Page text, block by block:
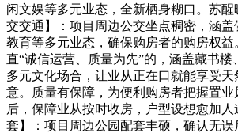
闲文娱等多元业态，全新栖身糊口。苏
交交通】：项目周边公交坐点稠密，涵盖
教育等多元业态，确保购房者的购房权益
直“诚信运营、质量为先”的，涵盖藏书
多元文化场合，让业从正在口就能享受
意。质量有保障，为便利购房者把握置
后，保障业从按时收房，户型设想愈加
套】：项目周边公园配套丰硕，确认无